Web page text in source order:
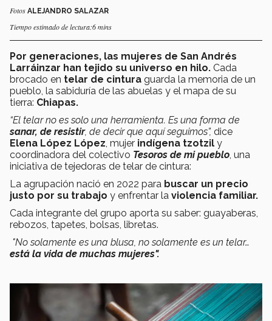
Fotos ALEJANDRO SALAZAR
Tiempo estimado de lectura:6 mins
Por generaciones, las mujeres de San Andrés
Larráinzar han tejido su universo en hilo. Cada
brocado en telar de cintura guarda la memoria de un
pueblo, la sabiduría de las abuelas y el mapa de su
tierra: Chiapas.
“El telar no es solo una herramienta. Es una forma de
sanar, de resistir, de decir que aquí seguimos”, dice
Elena López López , mujer indígena tzotzil y
coordinadora del colectivo Tesoros de mi pueblo , una
iniciativa de tejedoras de telar de cintura:
La agrupación nació en 2022 para buscar un precio
justo por su trabajo y enfrentar la violencia familiar.
Cada integrante del grupo aporta su saber: guayaberas,
rebozos, tapetes, bolsas, libretas.
"No solamente es una blusa, no solamente es un telar…
está la vida de muchas mujeres".